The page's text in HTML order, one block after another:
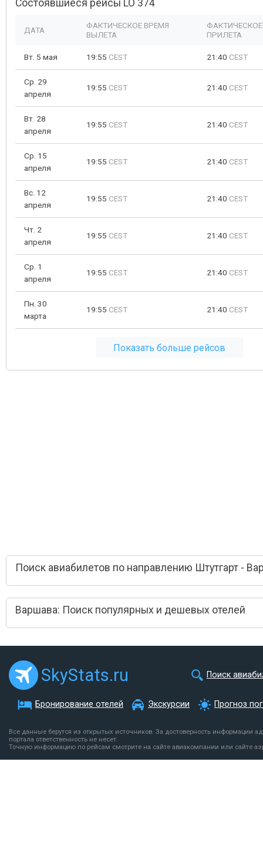
Состоявшиеся рейсы LO 374
ДАТА
ФАКТИЧЕСКОЕ ВРЕМЯ
ВЫЛЕТА
ПРИЛЕТА
Вт. 5 мая 19:55 CEST 21:40 CEST
Ср. 29
апреля
19:55 CEST 21:40 CEST
Вт. 28
апреля
19:55 CEST 21:40 CEST
Ср. 15
апреля
19:55 CEST 21:40 CEST
Вс. 12
апреля
19:55 CEST 21:40 CEST
Чт. 2
апреля
19:55 CEST 21:40 CEST
Ср. 1
апреля
19:55 CEST 21:40 CEST
Пн. 30
марта
19:55 CEST 21:40 CEST
Показать больше рейсов
Поиск авиабилетов по направлению Штутгарт -
Варшава: Поиск популярных и дешевых отелей
SkyStats.ru Поиск
Бронирование отелей Экскурсии Прогноз
Все данные берутся из открытых источников. За достоверность информации
портала ответственность не несет.
Точную информацию по рейсам смотрите на сайте авиакомпании или сайте